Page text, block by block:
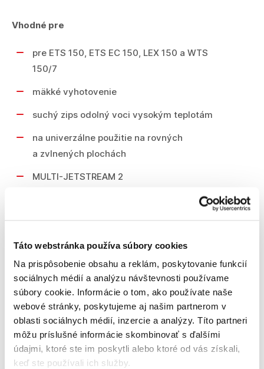
Táto webstránka používa súbory cookies
Na prispôsobenie obsahu a reklám, poskytovanie funkcií
sociálnych médií a analýzu návštevnosti používame
súbory cookie. Informácie o tom, ako používate naše
webové stránky, poskytujeme aj našim partnerom v
oblasti sociálnych médií, inzercie a analýzy. Títo partneri
môžu príslušné informácie skombinovať s ďalšími
údajmi, ktoré ste im poskytli alebo ktoré od vás získali,
keď ste používali ich služby.
Vhodné pre
pre ETS 150, ETS EC 150, LEX 150 a WTS
150/7
mäkké vyhotovenie
suchý zips odolný voci vysokým teplotám
na univerzálne použitie na rovných
a zvlnených plochách
MULTI-JETSTREAM 2
Technické parametre
Obsah balenia 1 ks.
Priemer 150 mm
Závit vretena M8